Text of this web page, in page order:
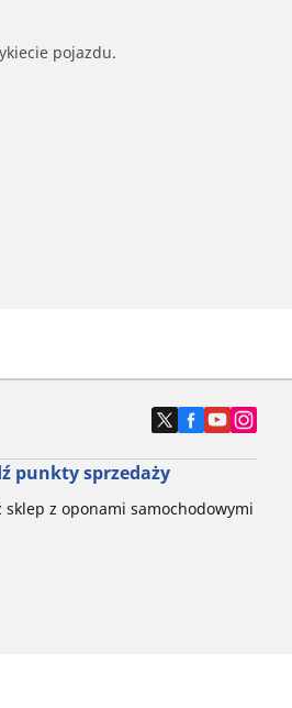
pojazdu.
punkty sprzedaży
sklep z oponami samochodowymi